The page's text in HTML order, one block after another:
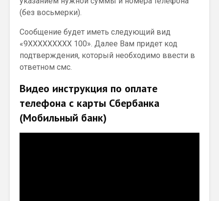
(без восьмерки).
Сообщение будет иметь следующий вид
«9XXXXXXXXX 100». Далее Вам придет код
подтверждения, который необходимо ввести в
ответном смс.
Видео инструкция по оплате
телефона с карты Сбербанка
(Мобильный банк)